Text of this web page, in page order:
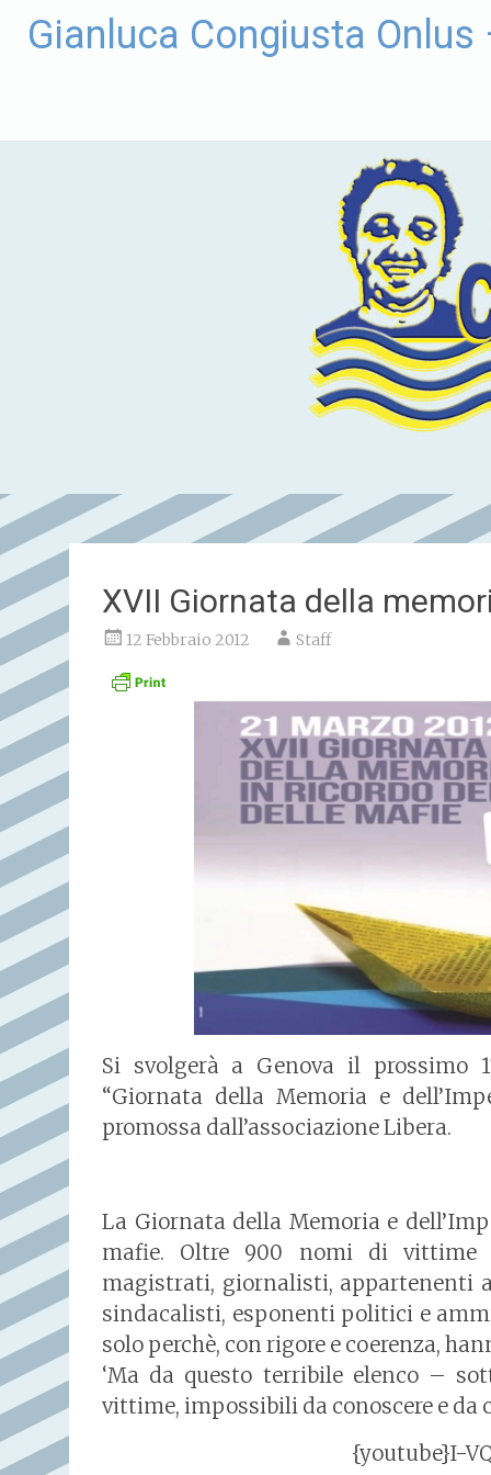
Gianluca Congiusta Onlus
XVII Giornata della
12 Febbraio 2012 Staff
Si svolgerà a Genova il prossimo
“Giornata della Memoria e
promossa dall’associazione Libera.
La Giornata della Memoria e
mafie. Oltre 900 nomi di vittime
magistrati, giornalisti, appartenenti
sindacalisti, esponenti politici e
solo perchè, con rigore e coerenza,
‘Ma da questo terribile elenco –
vittime, impossibili da conoscere e da
{youtube}I-